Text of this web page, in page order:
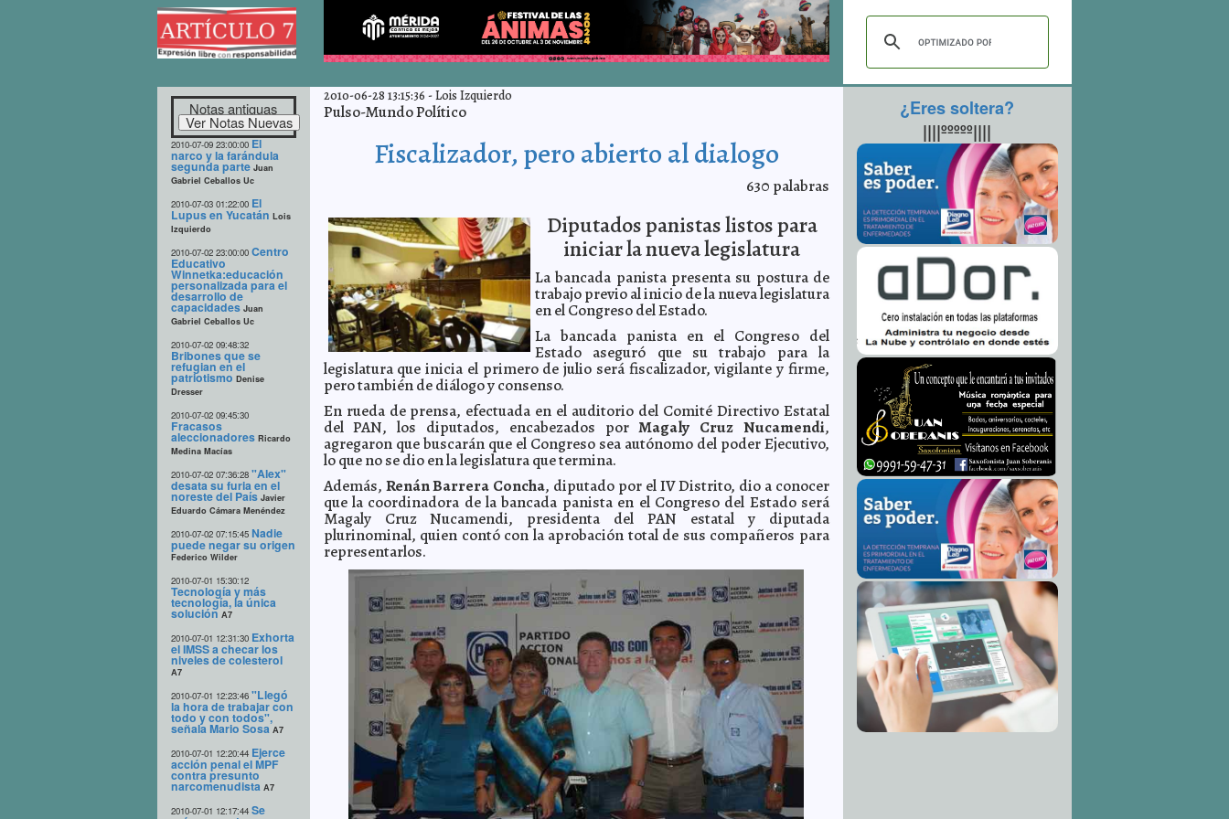
Notas antiguas
2010-07-09 23:00:00 El
narco y la farándula
segunda parte Juan
Gabriel Ceballos Uc
2010-07-03 01:22:00 El
Lupus en Yucatán Lois
Izquierdo
2010-07-02 23:00:00 Centro
Educativo
Winnetka:educación
personalizada para el
desarrollo de
capacidades Juan
Gabriel Ceballos Uc
2010-07-02 09:48:32
Bribones que se
refugian en el
patriotismo Denise
Dresser
2010-07-02 09:45:30
Fracasos
aleccionadores Ricardo
Medina Macías
2010-07-02 07:36:28 "Alex"
desata su furia en el
noreste del País Javier
Eduardo Cámara Menéndez
2010-07-02 07:15:45 Nadie
puede negar su origen
Federico Wilder
2010-07-01 15:30:12
Tecnología y más
tecnología, la única
solución A7
2010-07-01 12:31:30 Exhorta
el IMSS a checar los
niveles de colesterol
A7
2010-07-01 12:23:46 "Llegó
la hora de trabajar con
todo y con todos",
señala Mario SosaA7
2010-07-01 12:20:44 Ejerce
acción penal el MPF
contra presunto
narcomenudista A7
2010-07-01 12:17:44 Se
2010-06-28 13:15:36 -Lois Izquierdo
Pulso-Mundo Político
Fiscalizador, pero abierto al dialogo
630 palabras
Diputados panistas listos para
iniciar la nueva legislatura
La bancada panista presenta su postura de
trabajo previo al inicio de la nueva legislatura
en el Congreso del Estado.
La bancada panista en el Congreso del
Estado aseguró que su trabajo para la
legislatura que inicia el primero de julio será fiscalizador, vigilante y firme,
pero también de diálogo y consenso.
En rueda de prensa, efectuada en el auditorio del Comité Directivo Estatal
del PAN, los diputados, encabezados porMagaly Cruz Nucamendi,
agregaron que buscarán que el Congreso sea autónomo del poder Ejecutivo,
lo que no se dio en la legislatura que termina.
Además, Renán Barrera Concha, diputado por el IV Distrito, dio a conocer
que la coordinadora de la bancada panista en el Congreso del Estado será
Magaly Cruz Nucamendi, presidenta del PAN estatal y diputada
plurinominal, quien contó con la aprobación total de sus compañeros para
representarlos.
¿Eres soltera?
||||ººººº||||